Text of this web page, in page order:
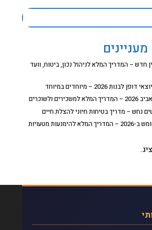
חדש – המדריך המלא לניהול נכון, ביטוח, וועד
ולשוכרים
נחש – מדריך בטיחות חיוני להצלת חיים
מטעויות